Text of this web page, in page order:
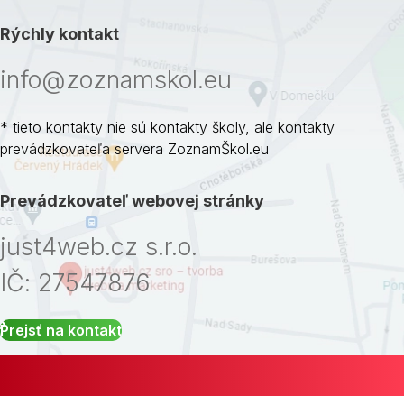
Rýchly kontakt
info@zoznamskol.eu
* tieto kontakty nie sú kontakty školy, ale kontakty
prevádzkovateľa servera ZoznamŠkol.eu
Prevádzkovateľ webovej stránky
just4web.cz s.r.o.
IČ: 27547876
Prejsť na kontakt